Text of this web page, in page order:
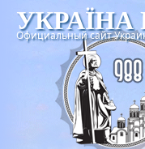
Официальный сайт